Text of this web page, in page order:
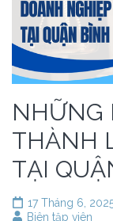
NHỮNG
THÀNH
TẠI
17 Tháng 6,
Biên tập viên